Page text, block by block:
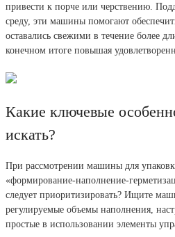
привести к порче или черствению.
среду, эти машины помогают
оставались свежими в течение более
конечном итоге повышая
Какие ключевые
искать?
При рассмотрении машины для
«формирование-наполнение-
следует приоритизировать? Ищите
регулируемые объемы наполнения,
простые в использовании элементы